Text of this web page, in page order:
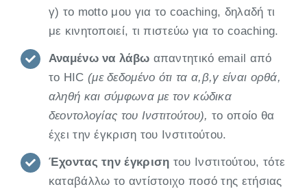
γ) το motto μου για το coaching, δηλαδή τι
με κινητοποιεί, τι πιστεύω για το coaching.
Αναμένω να λάβω απαντητικό email από
το HIC (με δεδομένο ότι τα α,β,γ είναι ορθά,
αληθή και σύμφωνα με τον κώδικα
δεοντολογίας του Ινστιτούτου), το οποίο θα
έχει την έγκριση του Ινστιτούτου.
Έχοντας την έγκριση του Ινστιτούτου, τότε
καταβάλλω το αντίστοιχο ποσό της ετήσιας